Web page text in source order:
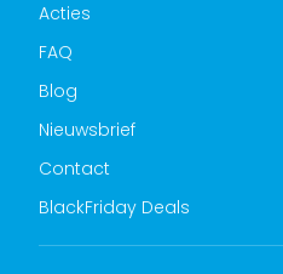
Acties
FAQ
Blog
Nieuwsbrief
Contact
BlackFriday Deals